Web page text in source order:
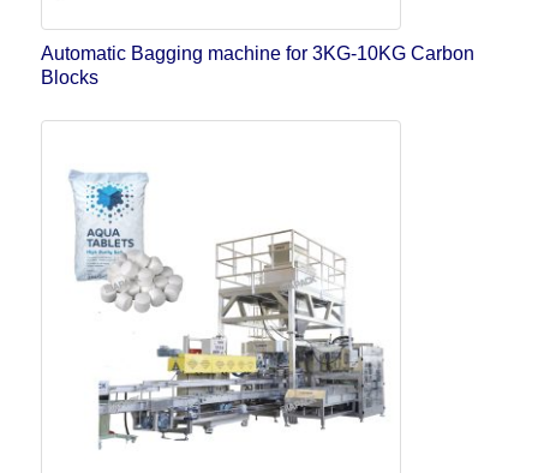
Automatic Bagging machine for 3KG-10KG Carbon
Blocks